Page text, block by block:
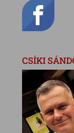
CSÍKI